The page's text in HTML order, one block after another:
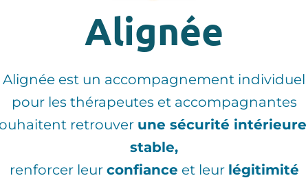
Alignée
Alignée est un accompagnement individuel
pour les thérapeutes et accompagnantes
retrouver une sécurité
stable,
renforcer leur confiance et leur légitimité